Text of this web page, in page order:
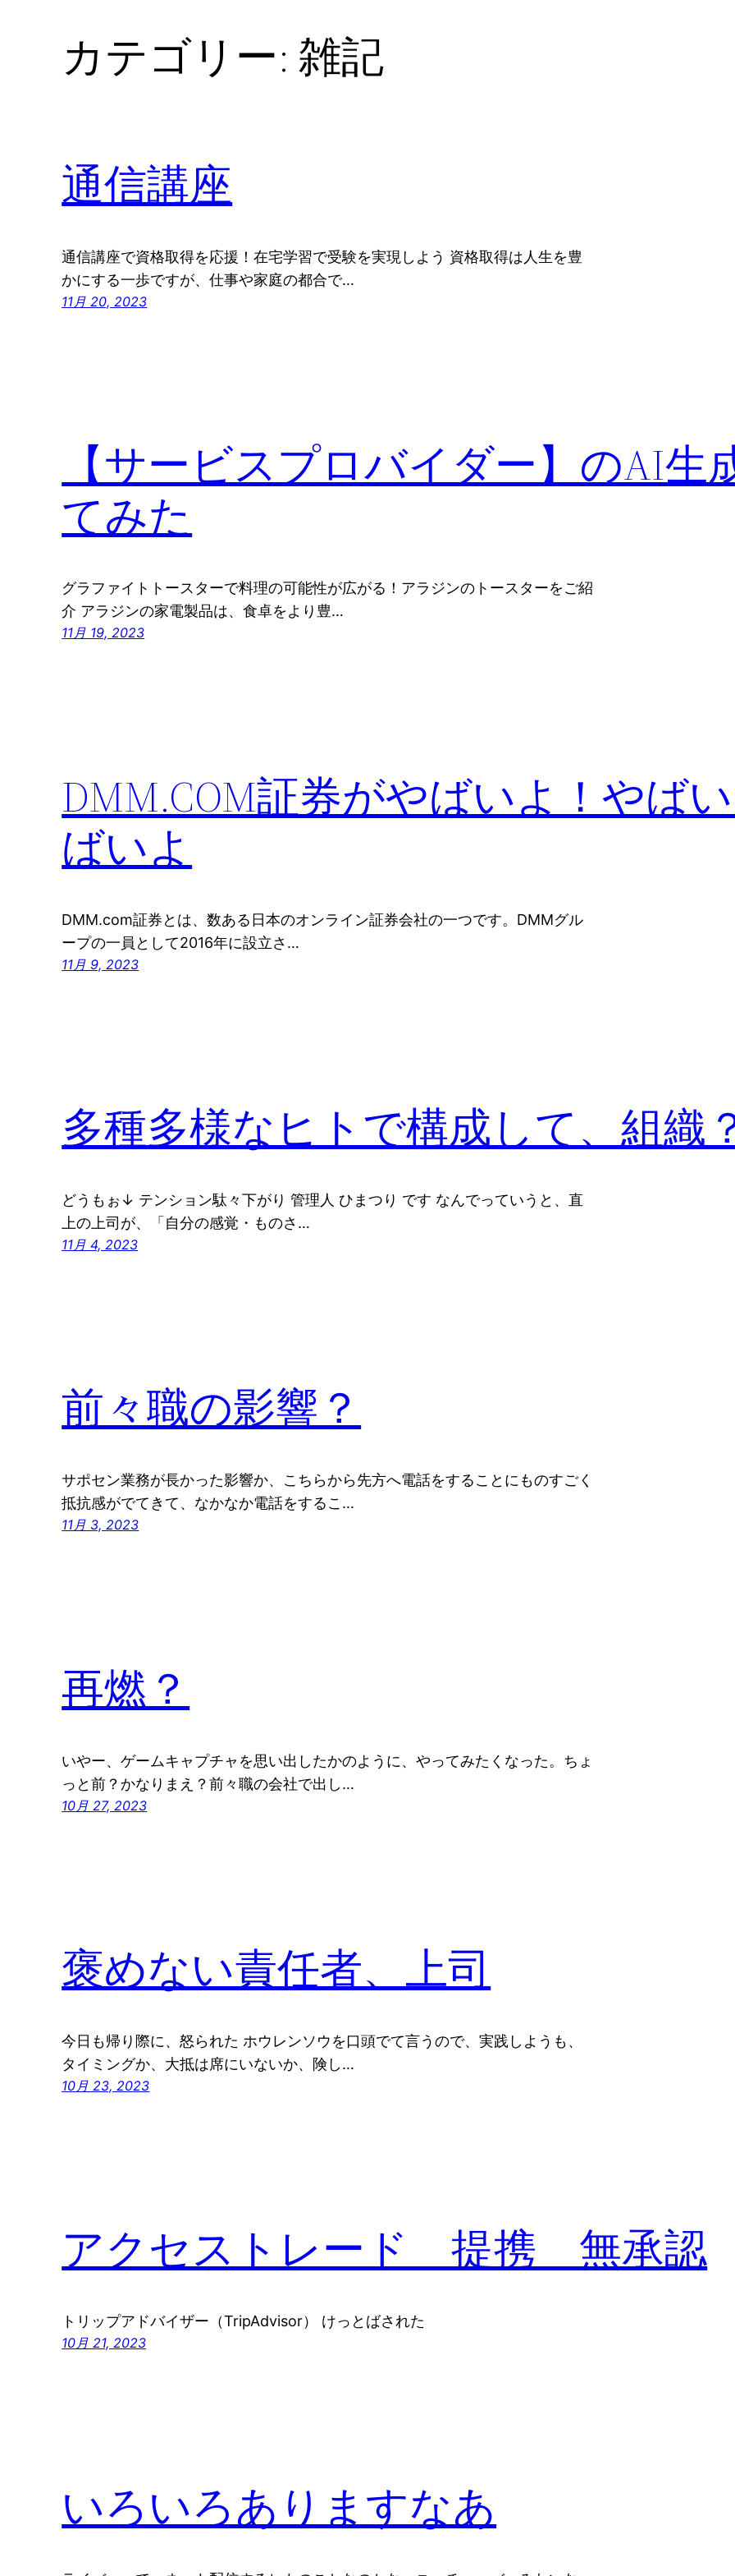
カテゴリー:雑記
通信講座
通信講座で資格取得を応援！在宅学習で受験を実現しよう 資格取得は人生を豊
かにする一歩ですが、仕事や家庭の都合で…
11月 20, 2023
【サービスプロバイダー】のAI生
てみた
グラファイトトースターで料理の可能性が広がる！アラジンのトースターをご紹
介 アラジンの家電製品は、食卓をより豊…
11月 19, 2023
DMM.COM証券がやばいよ！やば
ばいよ
DMM.com証券とは、数ある日本のオンライン証券会社の一つです。DMMグル
ープの一員として2016年に設立さ…
11月 9, 2023
多種多様なヒトで構成して、組織
どうもぉ↓ テンション駄々下がり 管理人 ひまつり です なんでっていうと、直
上の上司が、「自分の感覚・ものさ…
11月 4, 2023
前々職の影響？
サポセン業務が長かった影響か、こちらから先方へ電話をすることにものすごく
抵抗感がでてきて、なかなか電話をするこ…
11月 3, 2023
再燃？
いやー、ゲームキャプチャを思い出したかのように、やってみたくなった。ちょ
っと前？かなりまえ？前々職の会社で出し…
10月 27, 2023
褒めない責任者、上司
今日も帰り際に、怒られた ホウレンソウを口頭でて言うので、実践しようも、
タイミングか、大抵は席にいないか、険し…
10月 23, 2023
アクセストレード 提携 無承認
トリップアドバイザー（TripAdvisor） けっとばされた
10月 21, 2023
いろいろありますなあ